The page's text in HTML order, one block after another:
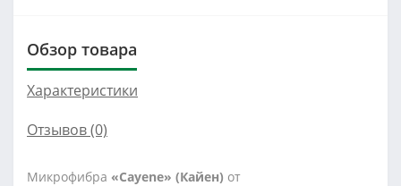
Обзор товара
Характеристики
Отзывов (0)
Микрофибра «Cayene» (Кайен) от